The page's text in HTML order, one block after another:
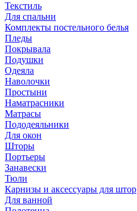
Текстиль
Для спальни
Комплекты постельного белья
Пледы
Покрывала
Подушки
Одеяла
Наволочки
Простыни
Наматрасники
Матрасы
Пододеяльники
Для окон
Шторы
Портьеры
Занавески
Тюли
Карнизы и аксессуары для штор
Для ванной